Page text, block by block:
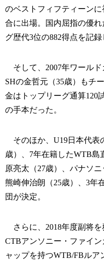
のベストフィフティーン
合に出場。国内屈指の優
グ歴代3位の882得点を記録
そして、2007年ワール
SHの金哲元（35歳）もチ
金はトップリーグ通算120
の手本だった。
そのほか、U19日本代表
歳）、7年在籍したWTB島
原亮太（27歳）、パナソ
熊崎伸治朗（25歳）、3年
団が決定。
さらに、2018年度副将
CTBアンソニー・ファイ
ャップを持つWTB/FBルア